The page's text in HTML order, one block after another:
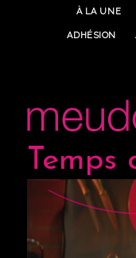
À LA UNE
ADHÉSION
Temps